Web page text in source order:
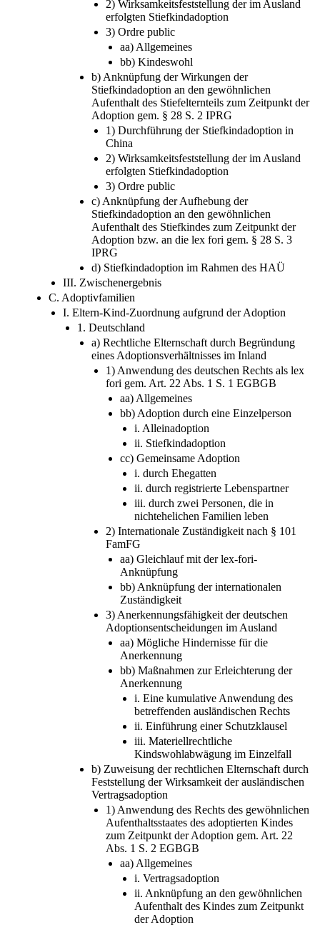
2) Wirksamkeitsfeststellung der im Ausland
erfolgten Stiefkindadoption
3) Ordre public
aa) Allgemeines
bb) Kindeswohl
b) Anknüpfung der Wirkungen der
Stiefkindadoption an den gewöhnlichen
Aufenthalt des Stiefelternteils zum Zeitpunkt der
Adoption gem. § 28 S. 2 IPRG
1) Durchführung der Stiefkindadoption in
China
2) Wirksamkeitsfeststellung der im Ausland
erfolgten Stiefkindadoption
3) Ordre public
c) Anknüpfung der Aufhebung der
Stiefkindadoption an den gewöhnlichen
Aufenthalt des Stiefkindes zum Zeitpunkt der
Adoption bzw. an die lex fori gem. § 28 S. 3
IPRG
d) Stiefkindadoption im Rahmen des HAÜ
III. Zwischenergebnis
C. Adoptivfamilien
I. Eltern-Kind-Zuordnung aufgrund der Adoption
1. Deutschland
a) Rechtliche Elternschaft durch Begründung
eines Adoptionsverhältnisses im Inland
1) Anwendung des deutschen Rechts als lex
fori gem. Art. 22 Abs. 1 S. 1 EGBGB
aa) Allgemeines
bb) Adoption durch eine Einzelperson
i. Alleinadoption
ii. Stiefkindadoption
cc) Gemeinsame Adoption
i. durch Ehegatten
ii. durch registrierte Lebenspartner
iii. durch zwei Personen, die in
nichtehelichen Familien leben
2) Internationale Zuständigkeit nach § 101
FamFG
aa) Gleichlauf mit der lex-fori-
Anknüpfung
bb) Anknüpfung der internationalen
Zuständigkeit
3) Anerkennungsfähigkeit der deutschen
Adoptionsentscheidungen im Ausland
aa) Mögliche Hindernisse für die
Anerkennung
bb) Maßnahmen zur Erleichterung der
Anerkennung
i. Eine kumulative Anwendung des
betreffenden ausländischen Rechts
ii. Einführung einer Schutzklausel
iii. Materiellrechtliche
Kindswohlabwägung im Einzelfall
b) Zuweisung der rechtlichen Elternschaft durch
Feststellung der Wirksamkeit der ausländischen
Vertragsadoption
1) Anwendung des Rechts des gewöhnlichen
Aufenthaltsstaates des adoptierten Kindes
zum Zeitpunkt der Adoption gem. Art. 22
Abs. 1 S. 2 EGBGB
aa) Allgemeines
i. Vertragsadoption
ii. Anknüpfung an den gewöhnlichen
Aufenthalt des Kindes zum Zeitpunkt
der Adoption